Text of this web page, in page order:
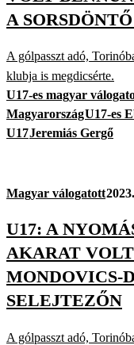
A
A gólpasszt adó,
klubja is megdicsérte.
U17-es magyar
MagyarországU17-es
U17Jeremiás Gergő
Magyar válogatott
U17: A
AKARAT
MONDOVICS-
SELEJTEZŐN
A gólpasszt adó,